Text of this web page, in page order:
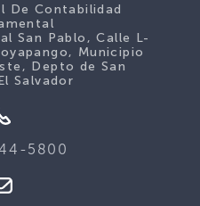
De Contabilidad
San Pablo, Calle L-
Municipio
Depto de San
Salvador
5800